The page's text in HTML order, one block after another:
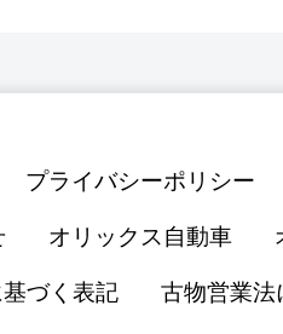
プライバシーポリシー
オリックス自動車
づく表記 古物営業法